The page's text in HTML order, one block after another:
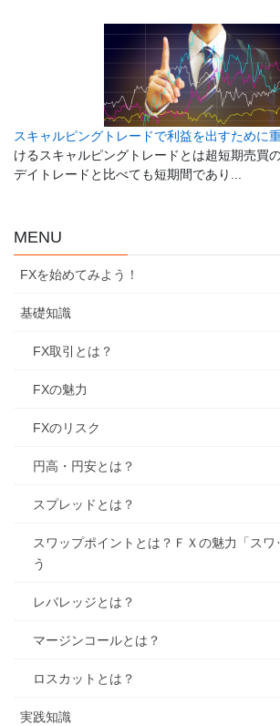
スキャルピングトレードで利益を出すために重
けるスキャルピングトレードとは超短期売買
デイトレードと比べても短期間であり...
MENU
FXを始めてみよう！
基礎知識
FX取引とは？
FXの魅力
FXのリスク
円高・円安とは？
スプレッドとは？
スワップポイントとは？ＦＸの魅力「スワ
う
レバレッジとは？
マージンコールとは？
ロスカットとは？
実践知識